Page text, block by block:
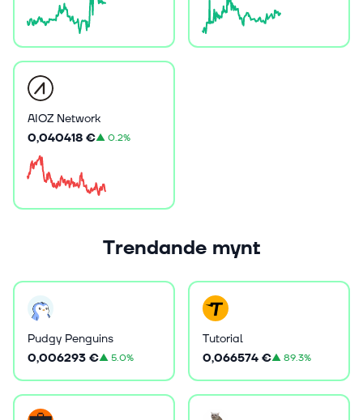
AIOZ Network
0,040418 €▲0.2%
Trendande mynt
Pudgy Penguins
0,006293 €▲5.0%
Tutorial
0,066574 €▲89.3%